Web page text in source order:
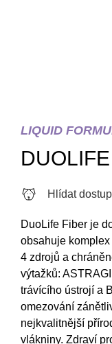
LIQUID
Hlídat
DuoLife Fiber je
obsahuje
4 zdrojů a
výtažků:
trávícího ústrojí a
omezování
nejkvalitnější
vlákniny. Zdraví